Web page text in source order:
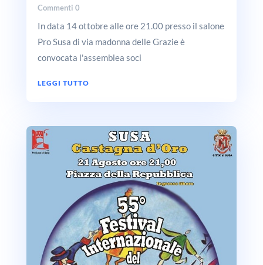
Commenti 0
In data 14 ottobre alle ore 21.00 presso il salone
Pro Susa di via madonna delle Grazie è
convocata l'assemblea soci
LEGGI TUTTO